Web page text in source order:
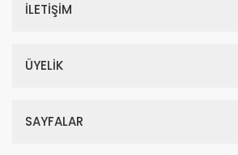
İLETİŞİM
ÜYELİK
SAYFALAR